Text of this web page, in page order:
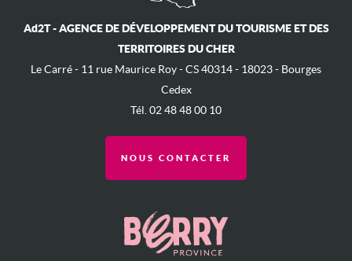
Ad2T - AGENCE DE DÉVELOPPEMENT DU TOURISME ET DES
TERRITOIRES DU CHER
Le Carré - ​11 rue Maurice Roy - ​CS 40314 - 18023 - Bourges
Cedex
Tél. 02 48 48 00 10
NOUS CONTACTER